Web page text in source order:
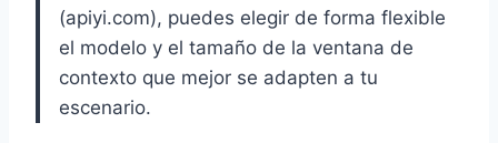
(apiyi.com), puedes elegir de forma flexible
el modelo y el tamaño de la ventana de
contexto que mejor se adapten a tu
escenario.